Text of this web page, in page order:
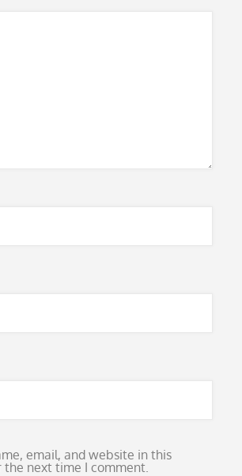
email, and website in this
the next time I comment.